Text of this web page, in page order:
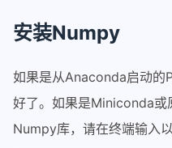
安装Numpy
如果是从Anaconda启动
好了。如果是Miniconda
Numpy库，请在终端输入以